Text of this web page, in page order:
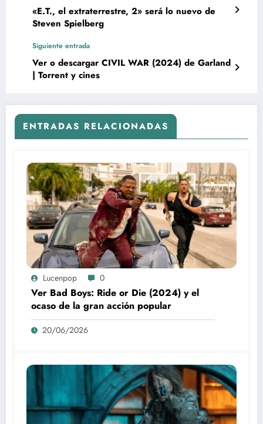
«E.T., el extraterrestre, 2» será lo nuevo de
Steven Spielberg
Siguiente entrada
Ver o descargar CIVIL WAR (2024) de Garland
| Torrent y cines
ENTRADAS RELACIONADAS
Lucenpop 0
Ver Bad Boys: Ride or Die (2024) y el
ocaso de la gran acción popular
20/06/2026